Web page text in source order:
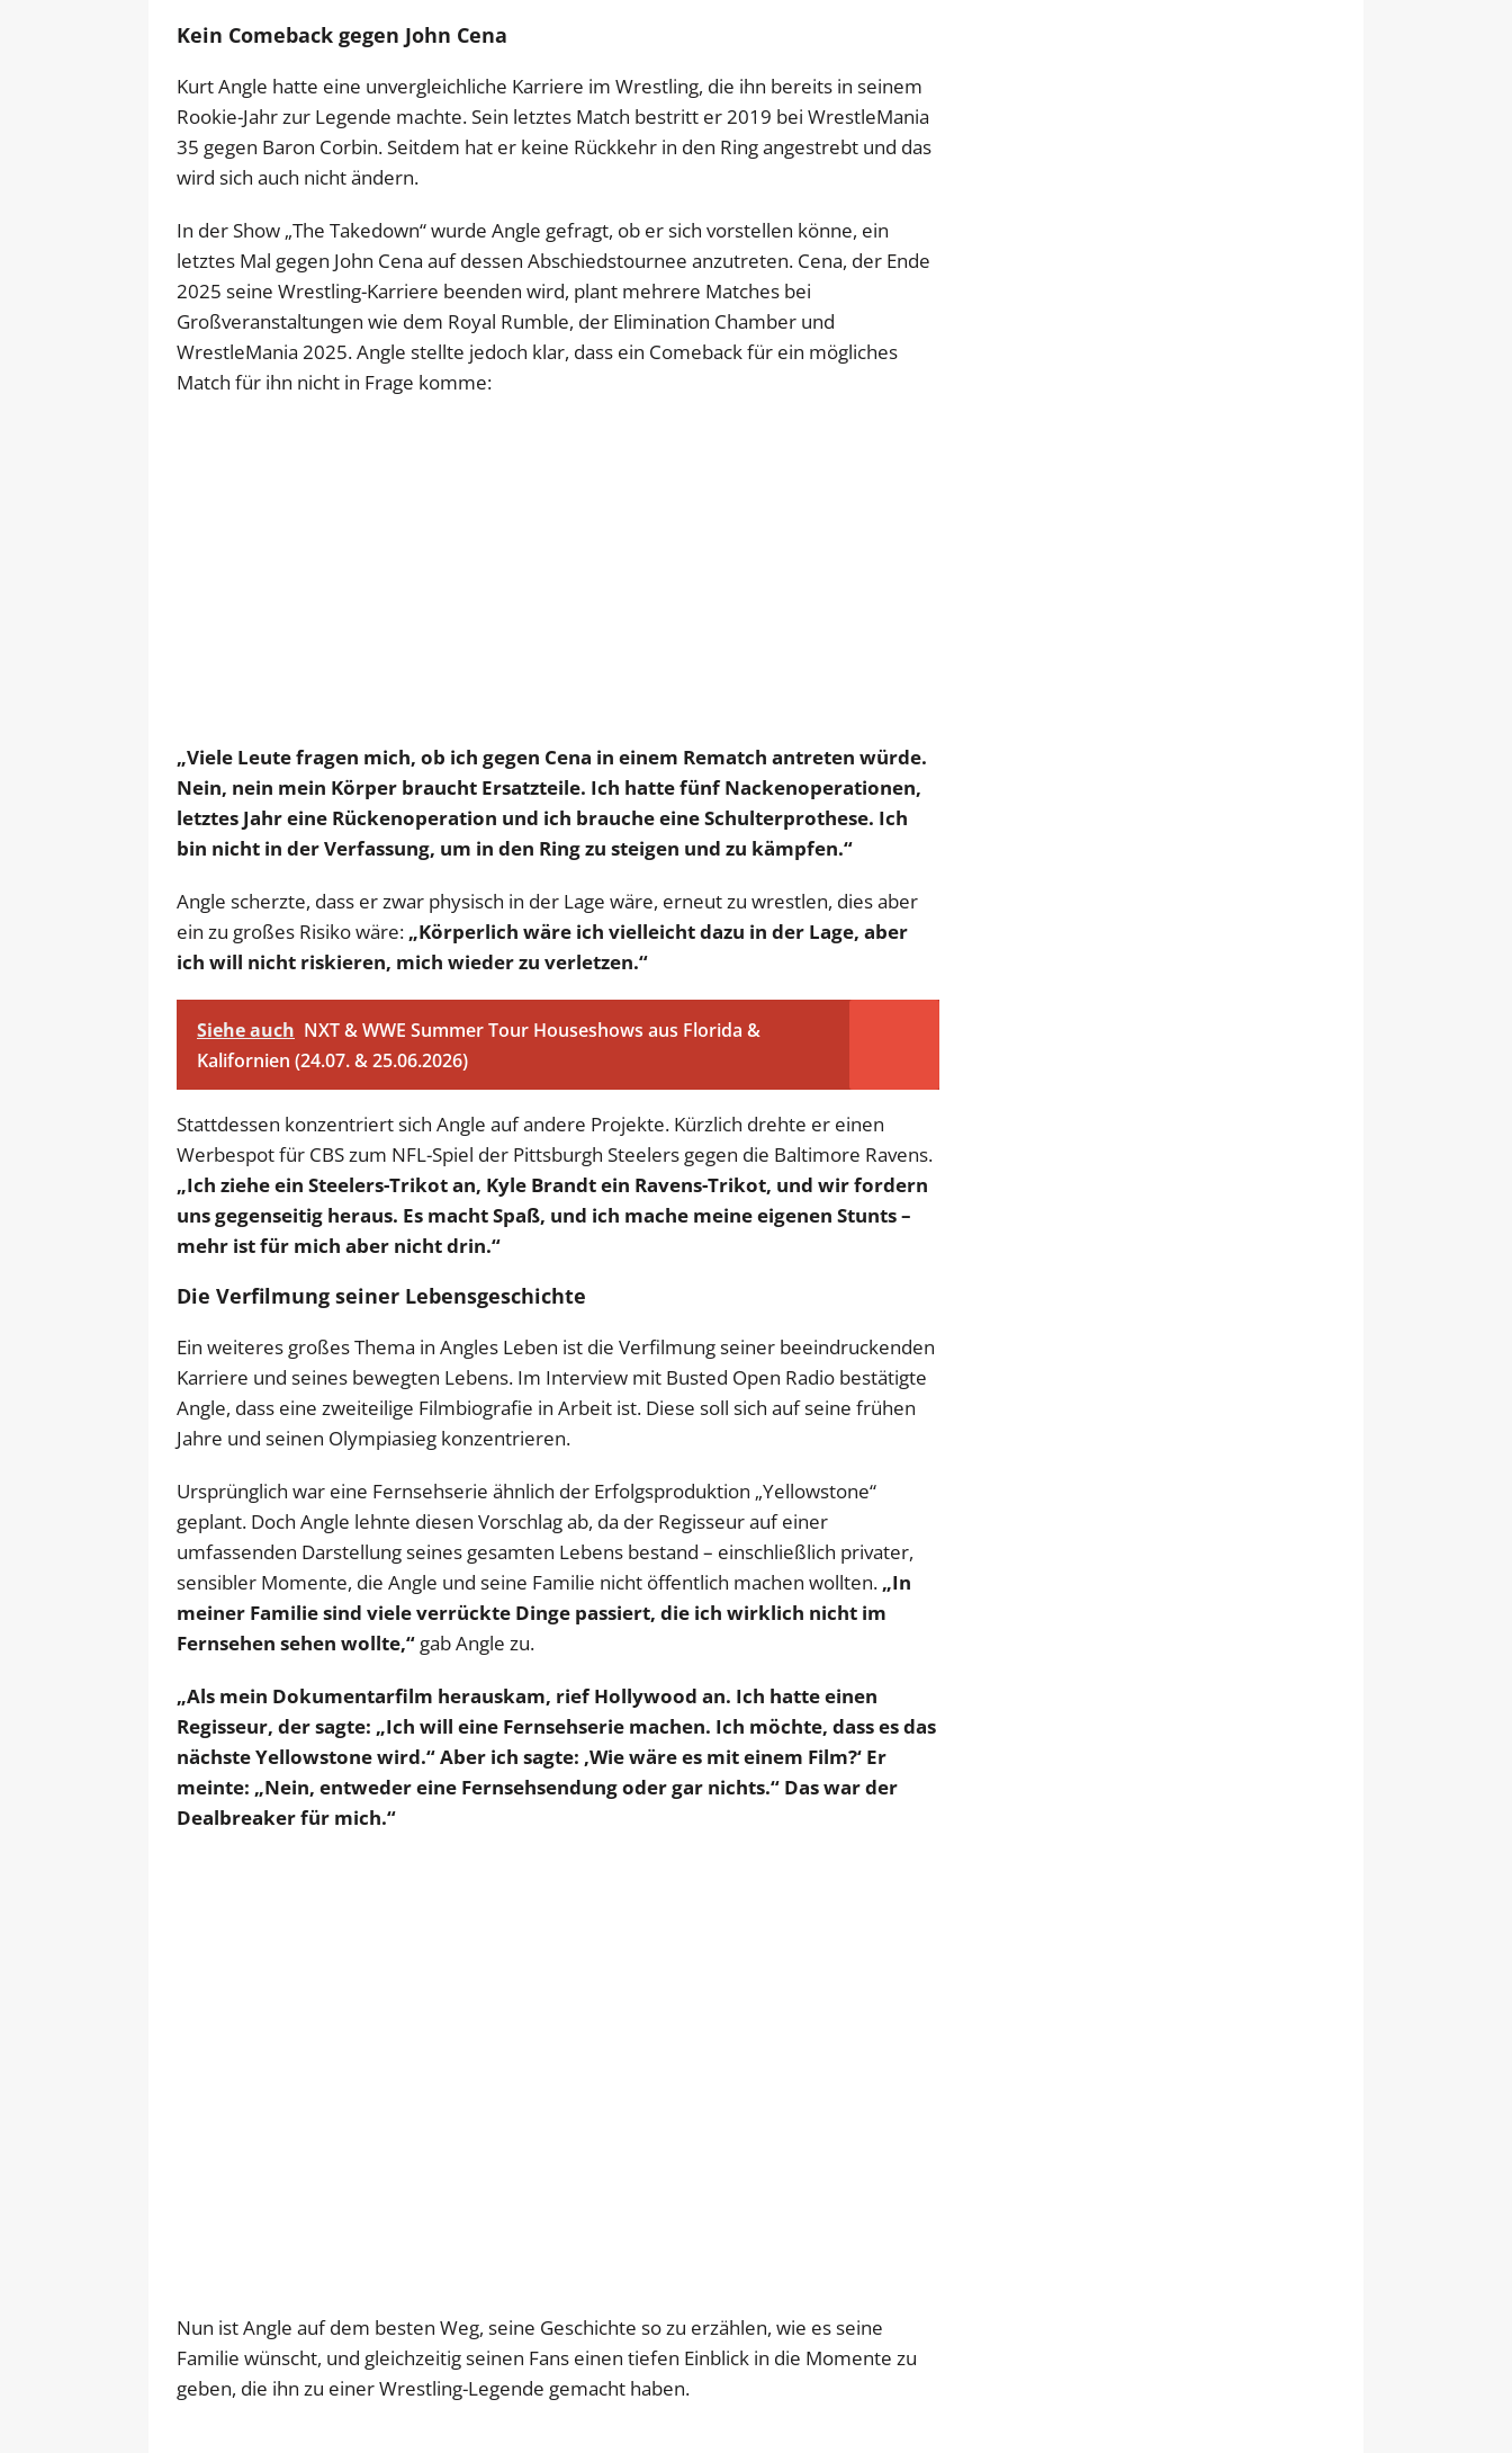
Kein Comeback gegen John Cena
Kurt Angle hatte eine unvergleichliche Karriere im Wrestling, die ihn bereits in seinem
Rookie-Jahr zur Legende machte. Sein letztes Match bestritt er 2019 bei WrestleMania
35 gegen Baron Corbin. Seitdem hat er keine Rückkehr in den Ring angestrebt und das
wird sich auch nicht ändern.
In der Show „The Takedown“ wurde Angle gefragt, ob er sich vorstellen könne, ein
letztes Mal gegen John Cena auf dessen Abschiedstournee anzutreten. Cena, der Ende
2025 seine Wrestling-Karriere beenden wird, plant mehrere Matches bei
Großveranstaltungen wie dem Royal Rumble, der Elimination Chamber und
WrestleMania 2025. Angle stellte jedoch klar, dass ein Comeback für ein mögliches
Match für ihn nicht in Frage komme:
„Viele Leute fragen mich, ob ich gegen Cena in einem Rematch antreten würde.
Nein, nein mein Körper braucht Ersatzteile. Ich hatte fünf Nackenoperationen,
letztes Jahr eine Rückenoperation und ich brauche eine Schulterprothese. Ich
bin nicht in der Verfassung, um in den Ring zu steigen und zu kämpfen.“
Angle scherzte, dass er zwar physisch in der Lage wäre, erneut zu wrestlen, dies aber
ein zu großes Risiko wäre: „Körperlich wäre ich vielleicht dazu in der Lage, aber
ich will nicht riskieren, mich wieder zu verletzen.“
Siehe auch NXT & WWE Summer Tour Houseshows aus Florida &
Kalifornien (24.07. & 25.06.2026)
Stattdessen konzentriert sich Angle auf andere Projekte. Kürzlich drehte er einen
Werbespot für CBS zum NFL-Spiel der Pittsburgh Steelers gegen die Baltimore Ravens.
„Ich ziehe ein Steelers-Trikot an, Kyle Brandt ein Ravens-Trikot, und wir fordern
uns gegenseitig heraus. Es macht Spaß, und ich mache meine eigenen Stunts –
mehr ist für mich aber nicht drin.“
Die Verfilmung seiner Lebensgeschichte
Ein weiteres großes Thema in Angles Leben ist die Verfilmung seiner beeindruckenden
Karriere und seines bewegten Lebens. Im Interview mit Busted Open Radio bestätigte
Angle, dass eine zweiteilige Filmbiografie in Arbeit ist. Diese soll sich auf seine frühen
Jahre und seinen Olympiasieg konzentrieren.
Ursprünglich war eine Fernsehserie ähnlich der Erfolgsproduktion „Yellowstone“
geplant. Doch Angle lehnte diesen Vorschlag ab, da der Regisseur auf einer
umfassenden Darstellung seines gesamten Lebens bestand – einschließlich privater,
sensibler Momente, die Angle und seine Familie nicht öffentlich machen wollten. „In
meiner Familie sind viele verrückte Dinge passiert, die ich wirklich nicht im
Fernsehen sehen wollte,“ gab Angle zu.
„Als mein Dokumentarfilm herauskam, rief Hollywood an. Ich hatte einen
Regisseur, der sagte: „Ich will eine Fernsehserie machen. Ich möchte, dass es das
nächste Yellowstone wird.“ Aber ich sagte: ‚Wie wäre es mit einem Film?‘ Er
meinte: „Nein, entweder eine Fernsehsendung oder gar nichts.“ Das war der
Dealbreaker für mich.“
Nun ist Angle auf dem besten Weg, seine Geschichte so zu erzählen, wie es seine
Familie wünscht, und gleichzeitig seinen Fans einen tiefen Einblick in die Momente zu
geben, die ihn zu einer Wrestling-Legende gemacht haben.